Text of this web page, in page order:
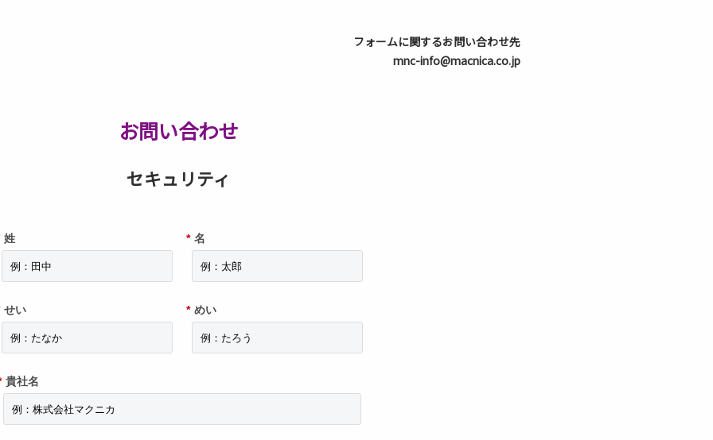
フォームに関するお問い合わせ先
mnc-info@macnica.co.jp
お問い合わせ
セキュリティ
姓 * 名
せい * めい
貴社名